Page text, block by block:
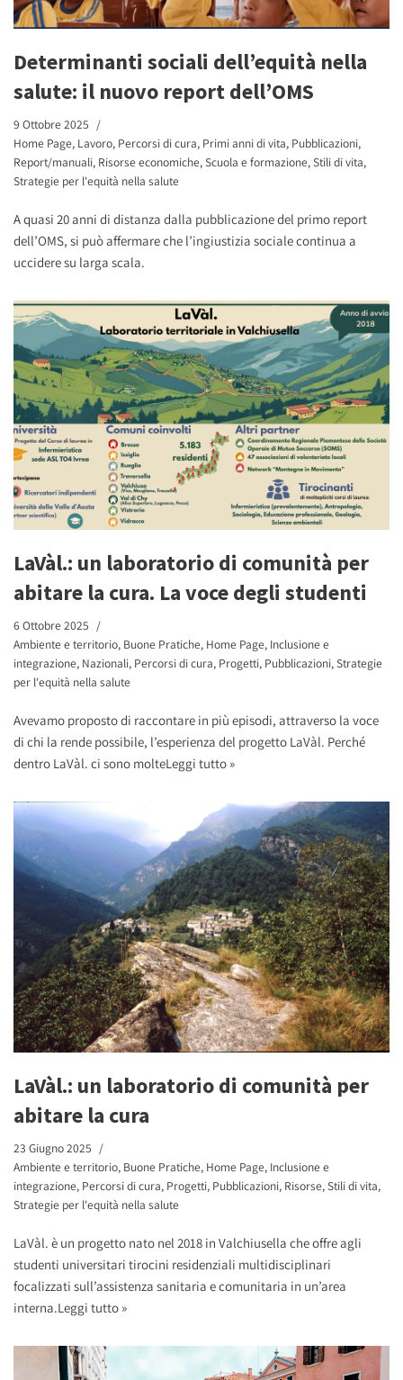
Determinanti sociali dell’equità nella
salute: il nuovo report dell’OMS
9 Ottobre 2025
Home Page, Lavoro, Percorsi di cura, Primi anni di vita, Pubblicazioni,
Report/manuali, Risorse economiche,Scuola e formazione,Stili di vita,
Strategie per l'equità nella salute
A quasi 20 anni di distanza dalla pubblicazione del primo report
dell’OMS, si può affermare che l’ingiustizia sociale continua a
uccidere su larga scala.
LaVàl.: un laboratorio di comunità per
abitare la cura. La voce degli studenti
6 Ottobre 2025
Ambiente e territorio, Buone Pratiche, Home Page, Inclusione e
integrazione, Nazionali, Percorsi di cura, Progetti, Pubblicazioni,Strategie
per l'equità nella salute
Avevamo proposto di raccontare in più episodi, attraverso la voce
di chi la rende possibile, l’esperienza del progetto LaVàl. Perché
dentro LaVàl. ci sono molteLeggi tutto »
LaVàl.: un laboratorio di comunità per
abitare la cura
23 Giugno 2025
Ambiente e territorio, Buone Pratiche, Home Page, Inclusione e
integrazione, Percorsi di cura, Progetti, Pubblicazioni, Risorse, Stili di vita,
Strategie per l'equità nella salute
LaVàl. è un progetto nato nel 2018 in Valchiusella che offre agli
studenti universitari tirocini residenziali multidisciplinari
focalizzati sull’assistenza sanitaria e comunitaria in un’area
interna.Leggi tutto »